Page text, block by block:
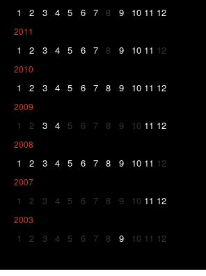
1 2 3 4 5 6 7 8 9 10 11 12
2011
1 2 3 4 5 6 7 8 9 10 11 12
2010
1 2 3 4 5 6 7 8 9 10 11 12
2009
1 2 3 4 5 6 7 8 9 10 11 12
2008
1 2 3 4 5 6 7 8 9 10 11 12
2007
1 2 3 4 5 6 7 8 9 10 11 12
2003
1 2 3 4 5 6 7 8 9 10 11 12